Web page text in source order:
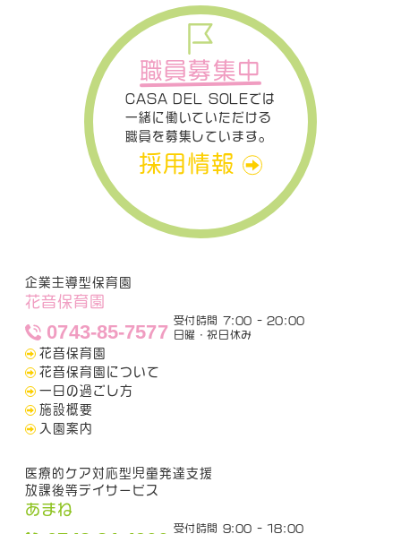
職員募集中
CASA DEL SOLEでは
一緒に働いていただける
職員を募集しています。
採用情報
企業主導型保育園
花音保育園
0743-85-7577
受付時間 7:00 - 20:00
日曜・祝日休み
花音保育園
花音保育園について
一日の過ごし方
施設概要
入園案内
医療的ケア対応型児童発達支援
放課後等デイサービス
あまね
受付時間 9:00 - 18:00